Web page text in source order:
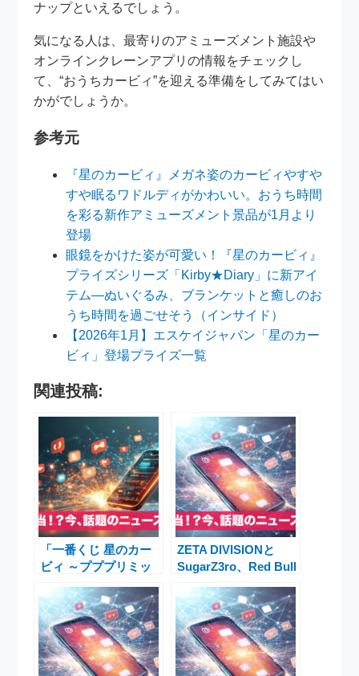
ナップといえるでしょう。
気になる人は、最寄りのアミューズメント施設や
オンラインクレーンアプリの情報をチェックし
て、“おうちカービィ”を迎える準備をしてみてはい
かがでしょうか。
参考元
『星のカービィ』メガネ姿のカービィやすや
すや眠るワドルディがかわいい。おうち時間
を彩る新作アミューズメント景品が1月より
登場
眼鏡をかけた姿が可愛い！『星のカービィ』
プライズシリーズ「Kirby★Diary」に新アイ
テム―ぬいぐるみ、ブランケットと癒しのお
うち時間を過ごせそう（インサイド）
【2026年1月】エスケイジャパン「星のカー
ビィ」登場プライズ一覧
関連投稿:
「一番くじ 星のカー
ビィ ～プププリミッ
11月15日からファミ
リーマートで順次発売
ZETA DIVISIONと
SugarZ3ro、Red Bull
世界へ再挑戦｜
VALORANTニュース